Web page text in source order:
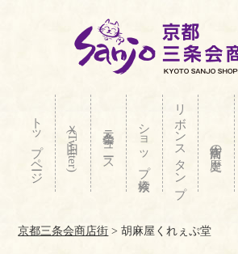
トップページ Ｘ(旧Twitter) 三条会ニュース ショップ検索 リボンスタンプ 商店街の歴史
京都三条会商店街 >胡麻屋くれぇぷ堂